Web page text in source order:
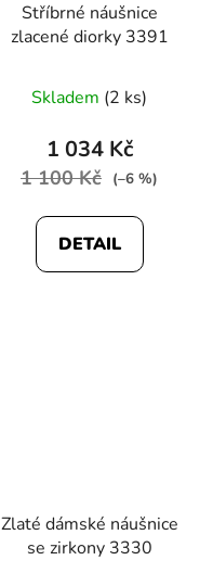
Stříbrné náušnice
zlacené diorky 3391
Skladem (2 ks)
1 034 Kč
1 100 Kč (–6 %)
DETAIL
Zlaté dámské náušnice
se zirkony 3330